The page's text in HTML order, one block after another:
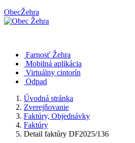
ObecŽehra
Farnosť Žehra
Mobilná aplikácia
Virtuálny cintorín
Odpad
Úvodná stránka
Zverejňovanie
Faktúry, Objednávky
Faktúry
Detail faktúry DF2025/136